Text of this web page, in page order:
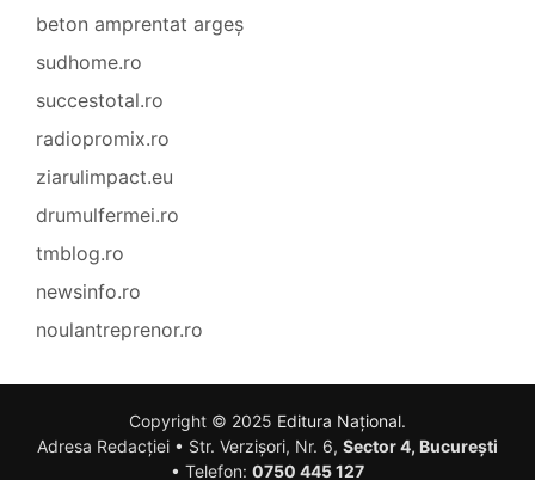
beton amprentat argeș
sudhome.ro
succestotal.ro
radiopromix.ro
ziarulimpact.eu
drumulfermei.ro
tmblog.ro
newsinfo.ro
noulantreprenor.ro
Copyright © 2025 Editura Național.
Adresa Redacției • Str. Verzișori, Nr. 6, Sector 4, București
• Telefon: 0750 445 127